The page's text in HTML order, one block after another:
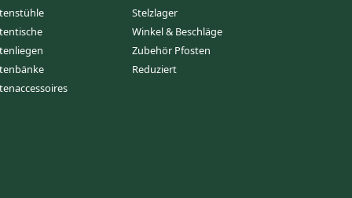
Stelzlager
Winkel & Beschläge
Zubehör Pfosten
Reduziert